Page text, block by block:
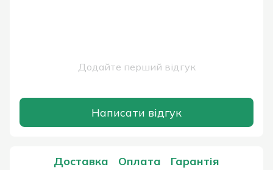
Додайте перший відгук
Написати відгук
Доставка Оплата Гарантія